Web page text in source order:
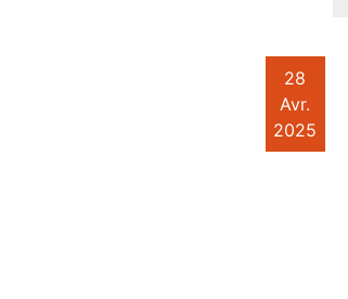
28
Avr.
2025